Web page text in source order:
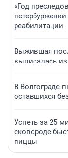
«Год
реабилитации
Выжившая
выписалась
В Волгограде
оставшихся
Успеть за 25
сковороде
пиццы